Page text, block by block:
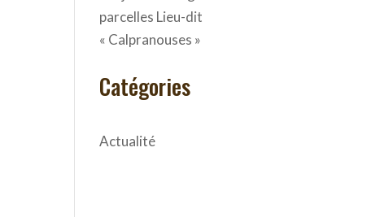
parcelles Lieu-dit
« Calpranouses »
Catégories
Actualité